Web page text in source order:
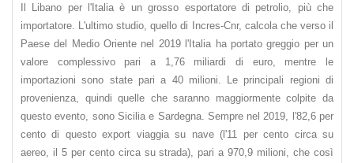
Il Libano per l'Italia è un grosso esportatore di petrolio, più che
importatore. L'ultimo studio, quello di Incres-Cnr, calcola che verso il
Paese del Medio Oriente nel 2019 l'Italia ha portato greggio per un
valore complessivo pari a 1,76 miliardi di euro, mentre le
importazioni sono state pari a 40 milioni. Le principali regioni di
provenienza, quindi quelle che saranno maggiormente colpite da
questo evento, sono Sicilia e Sardegna. Sempre nel 2019, l'82,6 per
cento di questo export viaggia su nave (l'11 per cento circa su
aereo, il 5 per cento circa su strada), pari a 970,9 milioni, che così